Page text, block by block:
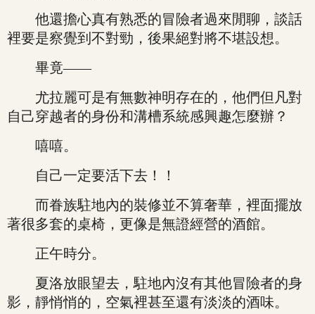
他還擔心真有熟悉的冒險者過來閒聊，談話
裡要是察覺到不對勁，後果絕對將不堪設想。
畢竟——
尤拉麗可是有無數神明存在的，他們但凡對
自己穿越者的身份和溝槽系統感興趣怎麼辦？
嘻嘻。
自己一定要活下去！！
而眷族駐地內的裝修並不算奢華，裡面擺放
著很多套的桌椅，更像是無證經營的酒館。
正午時分。
夏洛放眼望去，駐地內沒有其他冒險者的身
影，靜悄悄的，空氣裡甚至還有淡淡的酒味。